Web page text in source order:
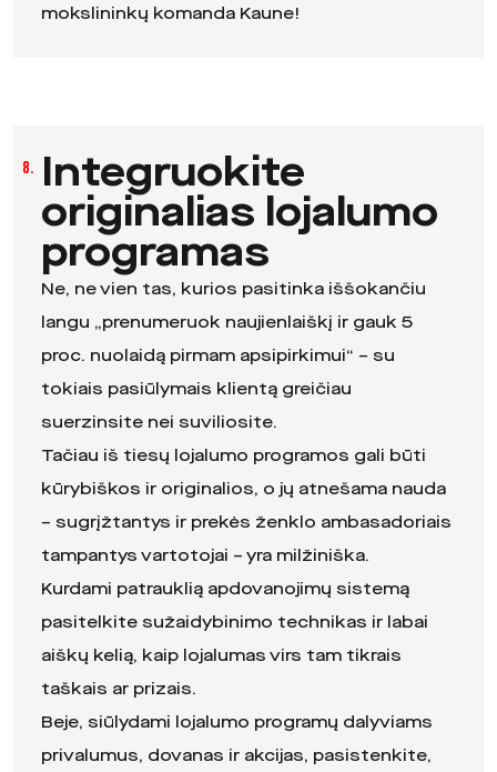
mokslininkų komanda Kaune!
8. Integruokite
originalias lojalumo
programas
Ne, ne vien tas, kurios pasitinka iššokančiu
langu „prenumeruok naujienlaiškį ir gauk 5
proc. nuolaidą pirmam apsipirkimui“ – su
tokiais pasiūlymais klientą greičiau
suerzinsite nei suviliosite.
Tačiau iš tiesų lojalumo programos gali būti
kūrybiškos ir originalios, o jų atnešama nauda
– sugrįžtantys ir prekės ženklo ambasadoriais
tampantys vartotojai – yra milžiniška.
Kurdami patrauklią apdovanojimų sistemą
pasitelkite sužaidybinimo technikas ir labai
aiškų kelią, kaip lojalumas virs tam tikrais
taškais ar prizais.
Beje, siūlydami lojalumo programų dalyviams
privalumus, dovanas ir akcijas, pasistenkite,